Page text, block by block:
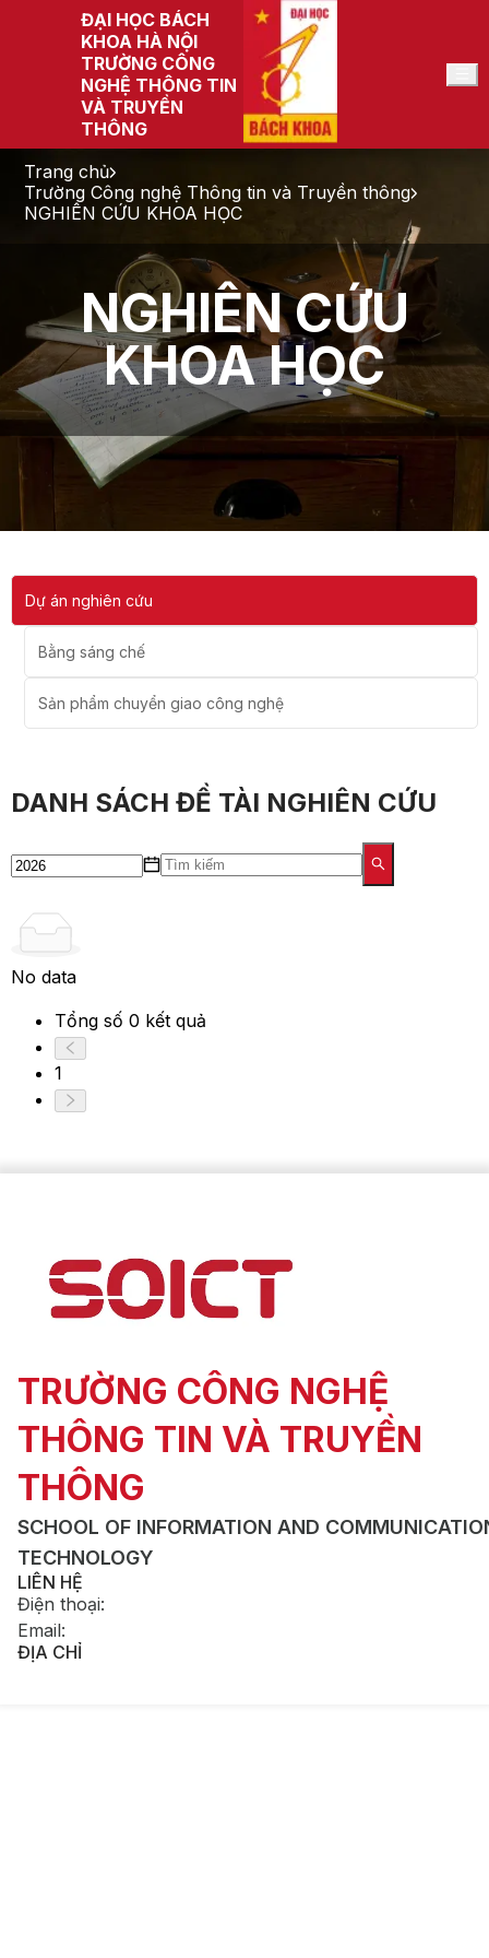
ĐẠI HỌC BÁCH
KHOA HÀ NỘI
TRƯỜNG CÔNG
NGHỆ THÔNG TIN
VÀ TRUYỀN
THÔNG
VI
NGHIÊN CỨU
KHOA HỌC
Trang chủ
Trường Công nghệ Thông tin và Truyền thông
NGHIÊN CỨU KHOA HỌC
Dự án nghiên cứu
Bằng sáng chế
Sản phẩm chuyển giao công nghệ
DANH SÁCH ĐỀ TÀI NGHIÊN CỨU
No data
Tổng số 0 kết quả
1
TRƯỜNG CÔNG NGHỆ
THÔNG TIN VÀ TRUYỀN
THÔNG
SCHOOL OF INFORMATION AND
TECHNOLOGY
LIÊN HỆ
Điện thoại:
Email:
ĐỊA CHỈ